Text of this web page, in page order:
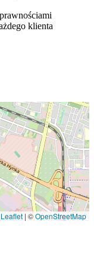
klienta
Leaflet | ©OpenStreetMap